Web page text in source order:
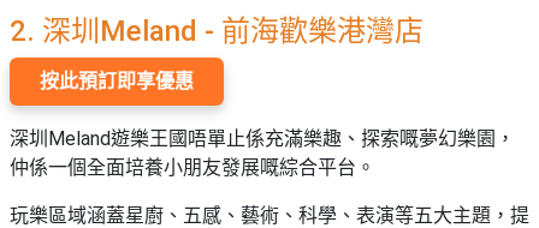
2. 深圳Meland - 前海歡樂港灣店
按此預訂即享優惠
深圳Meland遊樂王國唔單止係充滿樂趣、探索嘅夢幻樂園，
仲係一個全面培養小朋友發展嘅綜合平台。
玩樂區域涵蓋星廚、五感、藝術、科學、表演等五大主題，提